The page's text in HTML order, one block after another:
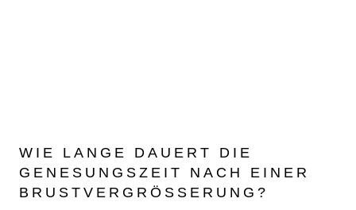
WIE LANGE DAUERT DIE
GENESUNGSZEIT NACH EINER
BRUSTVERGRÖSSERUNG?